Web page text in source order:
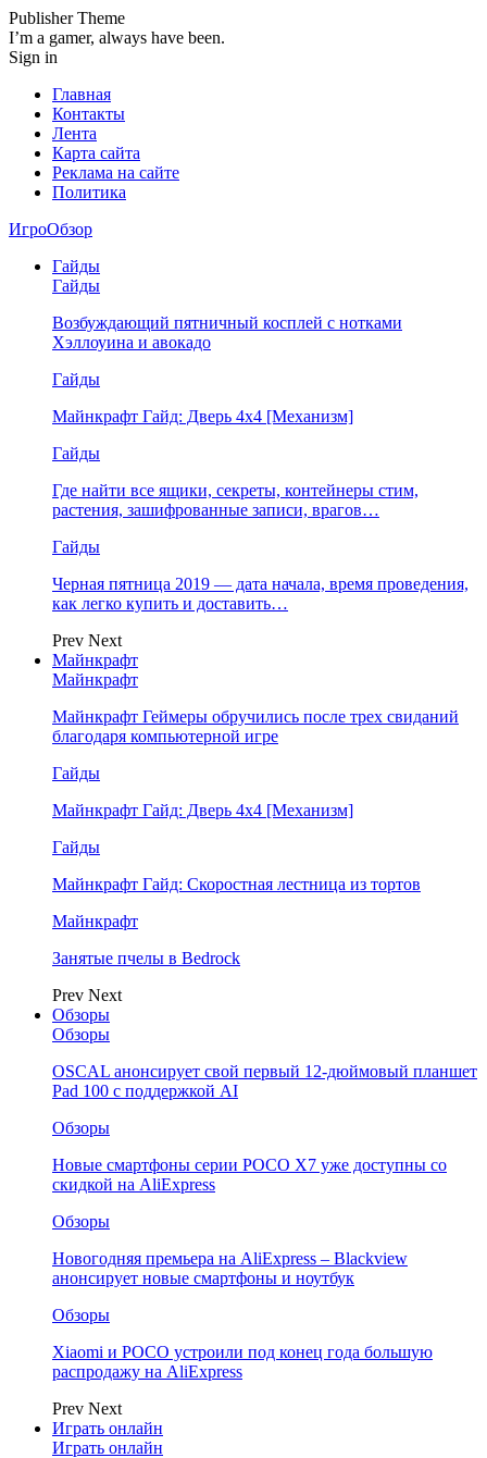
Publisher Theme
I’m a gamer, always have been.
Sign in
Главная
Контакты
Лента
Карта сайта
Реклама на сайте
Политика
ИгроОбзор
Гайды
Гайды
Возбуждающий пятничный косплей с нотками
Хэллоуина и авокадо
Гайды
Майнкрафт Гайд: Дверь 4х4 [Механизм]
Гайды
Где найти все ящики, секреты, контейнеры стим,
растения, зашифрованные записи, врагов…
Гайды
Черная пятница 2019 — дата начала, время проведения,
как легко купить и доставить…
Prev Next
Майнкрафт
Майнкрафт
Майнкрафт Геймеры обручились после трех свиданий
благодаря компьютерной игре
Гайды
Майнкрафт Гайд: Дверь 4х4 [Механизм]
Гайды
Майнкрафт Гайд: Скоростная лестница из тортов
Майнкрафт
Занятые пчелы в Bedrock
Prev Next
Обзоры
Обзоры
OSCAL анонсирует свой первый 12-дюймовый планшет
Pad 100 с поддержкой AI
Обзоры
Новые смартфоны серии POCO X7 уже доступны со
скидкой на AliExpress
Обзоры
Новогодняя премьера на AliExpress – Blackview
анонсирует новые смартфоны и ноутбук
Обзоры
Xiaomi и POCO устроили под конец года большую
распродажу на AliExpress
Prev Next
Играть онлайн
Играть онлайн